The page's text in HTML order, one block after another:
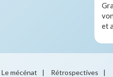
et
Le mécénat | Rétrospectives |